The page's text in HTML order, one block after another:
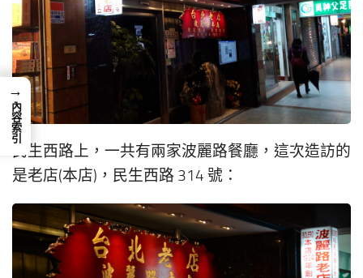
民生西路上，一共有兩家波麗路餐廳，這次造訪的
是老店(本店)，民生西路 314 號：
→
內容索引